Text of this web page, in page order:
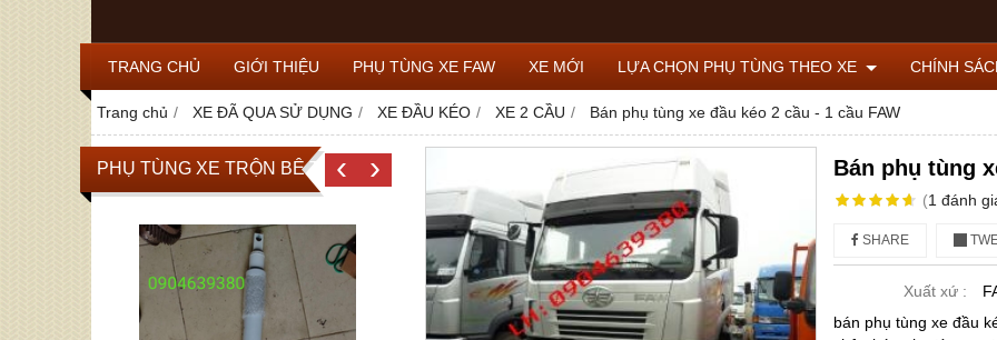
TRANG CHỦ GIỚI THIỆU PHỤ TÙNG XE FAW XE MỚI LỰA CHỌN PHỤ TÙNG THEO XE CHÍNH
Trang chủ XE ĐÃ QUA SỬ DỤNG XE ĐẦU KÉO XE 2 CẦU Bán phụ tùng xe đầu kéo 2 cầu - 1 cầu FAW
PHỤ TÙNG XE TRỘN BÊ TÔNG
‹ › Bán phụ tùng
(1 đánh
SHARE
Xuất xứ :
bán phụ tùng xe đầu